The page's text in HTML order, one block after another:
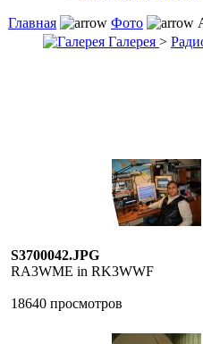
Главная Фото
Галерея >
S3700042.JPG
RA3WME in RK3WWF
18640 просмотров